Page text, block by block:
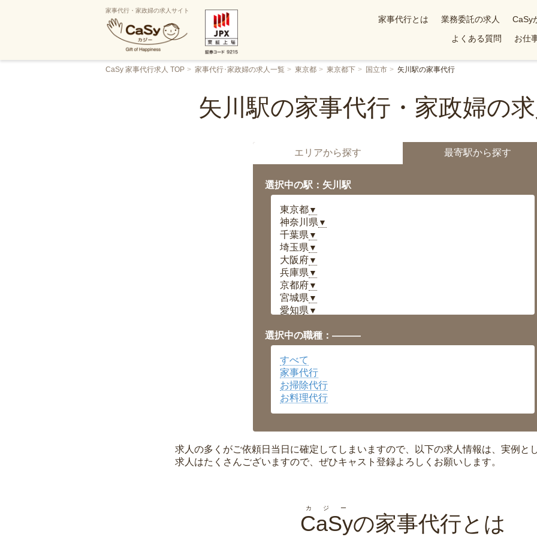
家事代行・家政婦の求人サイト
家事代行とは 業務委託の求人 CaSy
よくある質問
お仕
CaSy 家事代行求人 TOP 家事代行･家政婦の求人一覧 東京都 東京都下 国立市 矢川駅の家事代行
矢川駅の家事代行・家政婦の
エリアから探す 最寄駅から探す
選択中の駅：矢川駅
東京都▼
神奈川県 ▼
千葉県 ▼
埼玉県 ▼
大阪府▼
兵庫県 ▼
京都府▼
宮城県 ▼
愛知県 ▼
岡山県▼
広島県▼
沖縄県
選択中の職種：———
すべて
家事代行
お掃除代行
お料理代行
求人の多くがご依頼日当日に確定してしまいますので、以下の求人情報は、実例と
求人はたくさんございますので、ぜひキャスト登録よろしくお願いします。
CaSy
カジー
の家事代行とは